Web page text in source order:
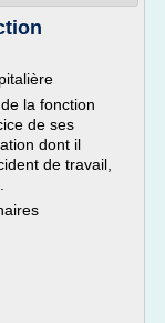
la fonction
de ses
dont il
de travail,